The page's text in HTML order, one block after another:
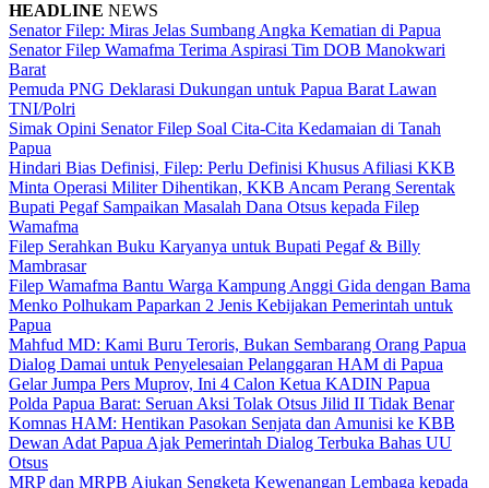
HEADLINE NEWS
Senator Filep: Miras Jelas Sumbang Angka Kematian di Papua
Senator Filep Wamafma Terima Aspirasi Tim DOB Manokwari
Barat
Pemuda PNG Deklarasi Dukungan untuk Papua Barat Lawan
TNI/Polri
Simak Opini Senator Filep Soal Cita-Cita Kedamaian di Tanah
Papua
Hindari Bias Definisi, Filep: Perlu Definisi Khusus Afiliasi KKB
Minta Operasi Militer Dihentikan, KKB Ancam Perang Serentak
Bupati Pegaf Sampaikan Masalah Dana Otsus kepada Filep
Wamafma
Filep Serahkan Buku Karyanya untuk Bupati Pegaf & Billy
Mambrasar
Filep Wamafma Bantu Warga Kampung Anggi Gida dengan Bama
Menko Polhukam Paparkan 2 Jenis Kebijakan Pemerintah untuk
Papua
Mahfud MD: Kami Buru Teroris, Bukan Sembarang Orang Papua
Dialog Damai untuk Penyelesaian Pelanggaran HAM di Papua
Gelar Jumpa Pers Muprov, Ini 4 Calon Ketua KADIN Papua
Polda Papua Barat: Seruan Aksi Tolak Otsus Jilid II Tidak Benar
Komnas HAM: Hentikan Pasokan Senjata dan Amunisi ke KBB
Dewan Adat Papua Ajak Pemerintah Dialog Terbuka Bahas UU
Otsus
MRP dan MRPB Ajukan Sengketa Kewenangan Lembaga kepada